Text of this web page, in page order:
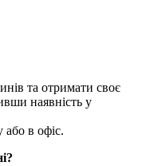
та отримати своє
наявність у
в офіс.